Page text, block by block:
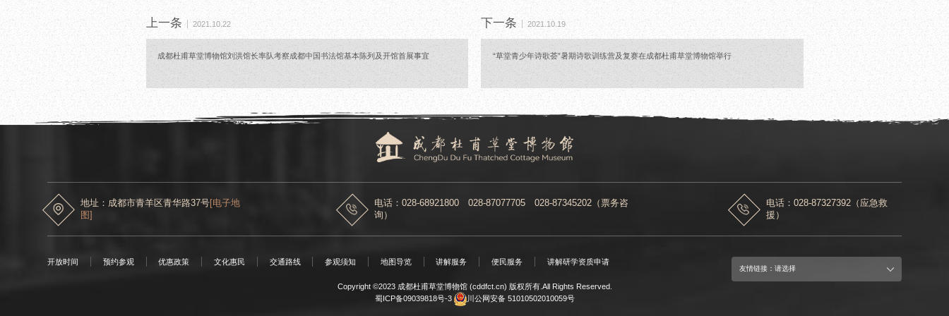
上一条 2021.10.22
成都杜甫草堂博物馆刘洪馆长率队考察成都中国书法馆基本陈列及开馆首展事宜
下一条 2021.10.19
“草堂青少年诗歌荟”暑期诗歌训练营及复赛在成都杜甫草堂博物馆举行
地址：成都市青羊区青华路37号[电子地
图]
电话：028-68921800 028-87077705 028-87345202（票务咨
询）
电话：028-87327392（应急救
援）
开放时间 预约参观 优惠政策 文化惠民 交通路线 参观须知 地图导览 讲解服务 便民服务 讲解研学资质申请
友情链接：请选择
Copyright ©2023 成都杜甫草堂博物馆 (cddfct.cn) 版权所有.All Rights Reserved.
蜀ICP备09039818号-3
川公网安备 51010502010059号